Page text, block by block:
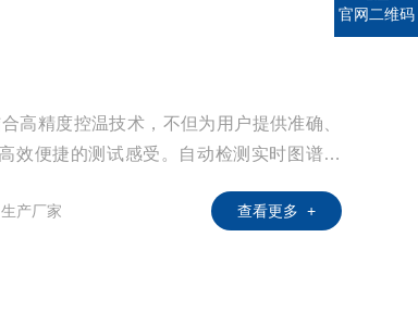
高精度控温技术，不但为用户提供准确、
效便捷的测试感受。自动检测实时图谱显
产厂家 查看更多 +
官网二维码